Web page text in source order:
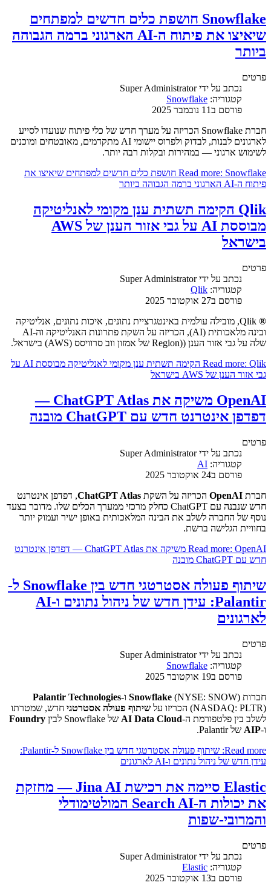
Snowflake חושפת כלים חדשים למפתחים
שיאיצו את פיתוח ה-AI הארגוני ברמה הגבוהה
ביותר
פרטים
נכתב על ידיSuper Administrator
קטגוריה: Snowflake
פורסם ב11 נובמבר 2025
חברת Snowflake הכריזה על מערך חדש של כלי פיתוח שנועדו לסייע
לארגונים לבנות, לבדוק ולפרוס יישומי AI מתקדמים, מאובטחים ומוכנים
לשימוש ארגוני — במהירות ובקלות רבה יותר.
Read more: Snowflake חושפת כלים חדשים למפתחים שיאיצו את
פיתוח ה-AI הארגוני ברמה הגבוהה ביותר
Qlik הקימה תשתית ענן מקומי לאנליטיקה
מבוססת AI על גבי אזור הענן של AWS
בישראל
פרטים
נכתב על ידיSuper Administrator
קטגוריה: Qlik
פורסם ב27 אוקטובר 2025
®
Qlik, מובילה עולמית באינטגרציית נתונים, איכות נתונים, אנליטיקה
ובינה מלאכותית (AI), הכריזה על השקת פתרונות האנליטיקה וה-AI
שלה על גבי אזור הענן ((Region של אמזון ווב סרוויסס (AWS) בישראל.
Read more: Qlik הקימה תשתית ענן מקומי לאנליטיקה מבוססת AI על
גבי אזור הענן של AWS בישראל
OpenAI משיקה את ChatGPT Atlas —
דפדפן אינטרנט חדש עם ChatGPT מובנה
פרטים
נכתב על ידיSuper Administrator
קטגוריה: AI
פורסם ב24 אוקטובר 2025
חברת OpenAI הכריזה על השקת ChatGPT Atlas, דפדפן אינטרנט
חדש שנבנה עם ChatGPT כחלק מרכזי ממערך הכלים שלו. מדובר בצעד
נוסף של החברה לשלב את הבינה המלאכותית באופן ישיר ועמוק יותר
בחוויית הגלישה ברשת.
Read more: OpenAI משיקה את ChatGPT Atlas — דפדפן אינטרנט
חדש עם ChatGPT מובנה
שיתוף פעולה אסטרטגי חדש בין Snowflake ל-
Palantir: עידן חדש של ניהול נתונים ו-AI
לארגונים
פרטים
נכתב על ידיSuper Administrator
קטגוריה: Snowflake
פורסם ב19 אוקטובר 2025
חברות
Snowflake (NYSE: SNOW) ו-
Palantir Technologies
(NASDAQ: PLTR) הכריזו על
שיתוף פעולה אסטרטגי חדש, שמטרתו
לשלב בין פלטפורמת ה-AI Data Cloud של Snowflake לבין
Foundry
ו-AIP של Palantir.
Read more: שיתוף פעולה אסטרטגי חדש בין Snowflake ל-Palantir:
עידן חדש של ניהול נתונים ו-AI לארגונים
Elastic סיימה את רכישת Jina AI — מחזקת
את יכולות ה-Search AI המולטימודלי
והמרובי-שפות
פרטים
נכתב על ידיSuper Administrator
קטגוריה: Elastic
פורסם ב13 אוקטובר 2025